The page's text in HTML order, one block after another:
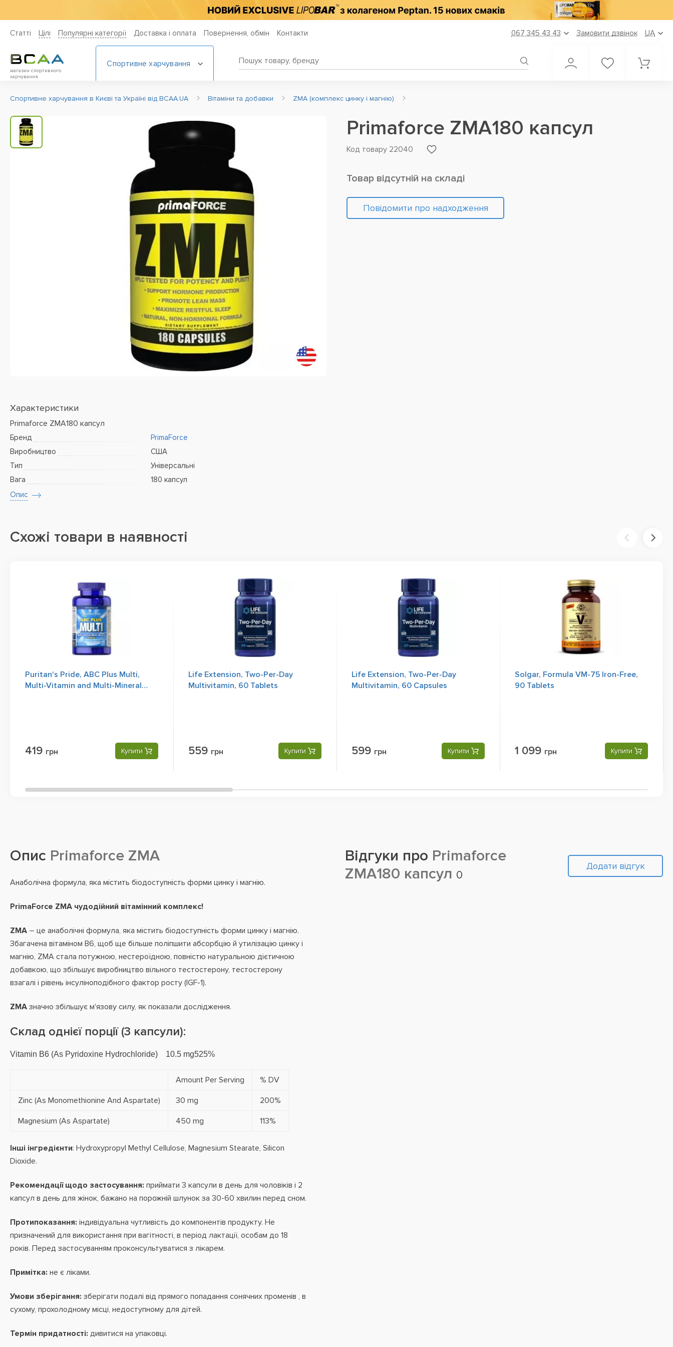
Статті Цiлi Популярні категорії Доставка і оплата Повернення, обмін Контакти 067 345 43 43 Замовити дзвінок UA
магазин спортивного
харчування
Спортивне харчування
Спортивне харчування в Києві та Україні від BCAA.UA Вітаміни та добавки ZMA (комплекс цинку і магнію)
Характеристики
Primaforce ZMA180 капсул
Бренд
PrimaForce
Виробництво
США
Тип
Універсальні
Вага
180 капсул
Опис
Primaforce ZMA180 капсул
Код товару 22040
Товар відсутній на складі
Повідомити про надходження
Схожі товари в наявності
Puritan's Pride, ABC Plus Multi,
Multi-Vitamin and Multi-Mineral
419 грн Купити
Life Extension, Two-Per-Day
Multivitamin, 60 Tablets
559 грн Купити
Life Extension, Two-Per-Day
Multivitamin, 60 Capsules
599 грн Купити
Solgar, Formula VM-75 Iron-Free,
90 Tablets
1 099 грн Купити
Опис Primaforce ZMA
Анаболічна формула, яка містить біодоступність форми цинку і магнію.
PrimaForce ZMA чудодійний вітамінний комплекс!
ZMA – це анаболічні формула, яка містить біодоступність форми цинку і магнію.
Збагачена вітаміном B6, щоб ще більше поліпшити абсорбцію й утилізацію цинку і
магнію, ZMA стала потужною, нестероїдною, повністю натуральною дієтичною
добавкою, що збільшує виробництво вільного тестостерону, тестостерону
взагалі і рівень інсуліноподібного фактор росту (IGF-1).
ZMA значно збільшує м'язову силу, як показали дослідження.
Склад однієї порції (3 капсули):
Vitamin B6 (As Pyridoxine Hydrochloride) 10.5 mg525%
Amount Per Serving % DV
Zinc (As Monomethionine And Aspartate) 30 mg 200%
Magnesium (As Aspartate) 450 mg 113%
Інші інгредієнти: Hydroxypropyl Methyl Cellulose, Magnesium Stearate, Silicon
Dioxide.
Рекомендації щодо застосування: приймати 3 капсули в день для чоловіків і 2
капсул в день для жінок, бажано на порожній шлунок за 30-60 хвилин перед сном.
Протипоказання: індивідуальна чутливість до компонентів продукту. Не
призначений для використання при вагітності, в період лактації, особам до 18
років. Перед застосуванням проконсультуватися з лікарем.
Примітка: не є ліками.
Умови зберігання: зберігати подалі від прямого попадання сонячних променів , в
сухому, прохолодному місці, недоступному для дітей.
Термін придатності: дивитися на упаковці.
Відгуки про Primaforce
ZMA180 капсул 0
Додати відгук